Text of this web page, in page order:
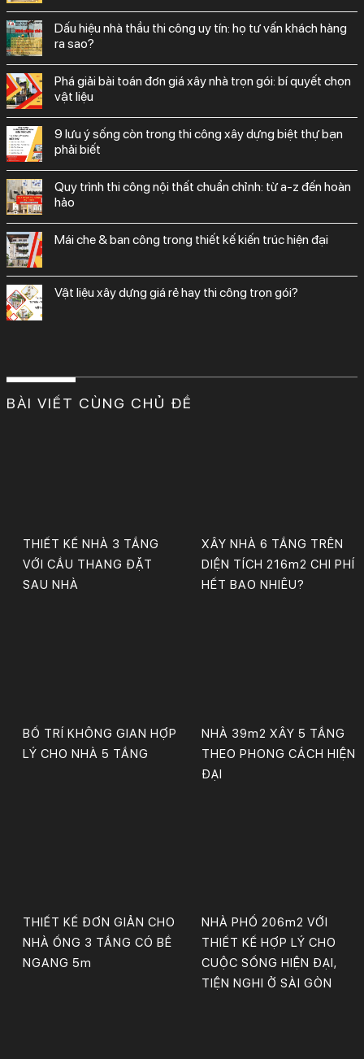
dấu hiệu nhà thầu thi công uy tín: họ tư vấn khách hàng
ra sao?
phá giải bài toán đơn giá xây nhà trọn gói: bí quyết chọn
vật liệu
9 lưu ý sống còn trong thi công xây dựng biệt thự bạn
phải biết
quy trình thi công nội thất chuẩn chỉnh: từ a-z đến hoàn
hảo
mái che & ban công trong thiết kế kiến trúc hiện đại
vật liệu xây dựng giá rẻ hay thi công trọn gói?
BÀI VIẾT CÙNG CHỦ ĐỀ
THIẾT KẾ NHÀ 3 TẦNG
VỚI CẦU THANG ĐẶT
SAU NHÀ
XÂY NHÀ 6 TẦNG TRÊN
DIỆN TÍCH 216m2 CHI PHÍ
HẾT BAO NHIÊU?
BỐ TRÍ KHÔNG GIAN HỢP
LÝ CHO NHÀ 5 TẦNG
NHÀ 39m2 XÂY 5 TẦNG
THEO PHONG CÁCH HIỆN
ĐẠI
THIẾT KẾ ĐƠN GIẢN CHO
NHÀ ỐNG 3 TẦNG CÓ BỀ
NGANG 5m
NHÀ PHỐ 206m2 VỚI
THIẾT KẾ HỢP LÝ CHO
CUỘC SỐNG HIỆN ĐẠI,
TIỆN NGHI Ở SÀI GÒN